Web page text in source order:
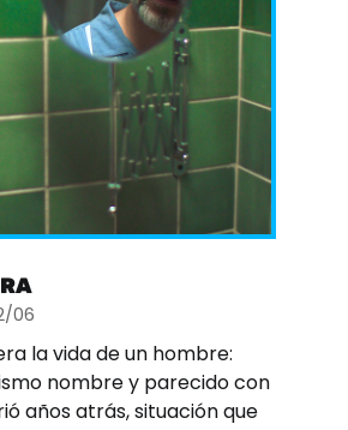
06
la vida de un hombre:
nombre y parecido con
años atrás, situación que